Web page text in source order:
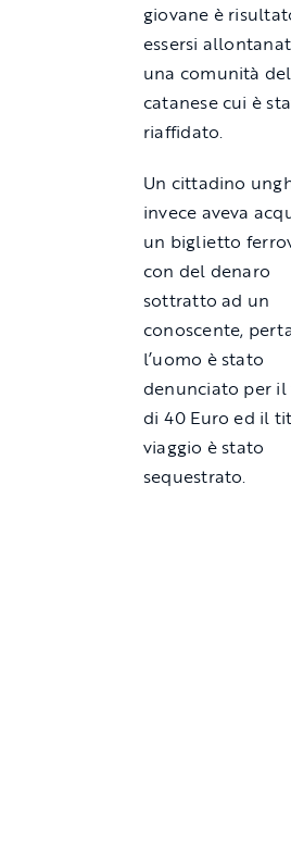
giovane è
essersi
una comunità del
catanese cui è
riaffidato.
Un cittadino
invece aveva
un biglietto
con del denaro
sottratto ad un
conoscente,
l’uomo è stato
denunciato per
di 40 Euro ed il
viaggio è stato
sequestrato.